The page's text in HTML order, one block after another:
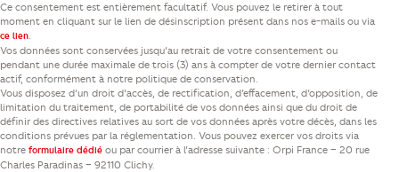
Ce consentement est entièrement facultatif. Vous pouvez le retirer à tout
moment en cliquant sur le lien de désinscription présent dans nos e-mails ou via
ce lien.
Vos données sont conservées jusqu’au retrait de votre consentement ou
pendant une durée maximale de trois (3) ans à compter de votre dernier contact
actif, conformément à notre politique de conservation.
Vous disposez d’un droit d’accès, de rectification, d’effacement, d’opposition, de
limitation du traitement, de portabilité de vos données ainsi que du droit de
définir des directives relatives au sort de vos données après votre décès, dans les
conditions prévues par la réglementation. Vous pouvez exercer vos droits via
notre formulaire dédié ou par courrier à l’adresse suivante : Orpi France – 20 rue
Charles Paradinas – 92110 Clichy.